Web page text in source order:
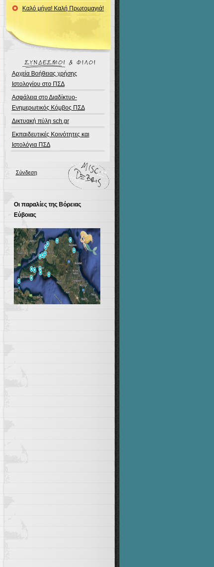
Καλό μήνα! Καλή Πρωτομαγιά!
Αρχεία Βοήθειας χρήσης
Ιστολογίου στο ΠΣΔ
Ασφάλεια στο Διαδίκτυο-
Ενημερωτικός Κόμβος ΠΣΔ
Δικτυακή πύλη sch.gr
Εκπαιδευτικές Κοινότητες και
Ιστολόγια ΠΣΔ
Σύνδεση
Οι παραλίες της Βόρειας
Εύβοιας